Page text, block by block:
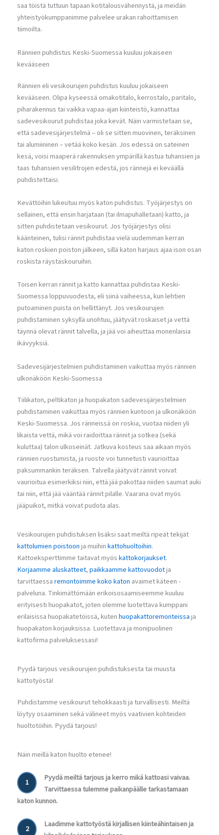
saa töistä tuttuun tapaan kotitalousvähennystä, ja meidän
yhteistyökumppanimme palvelee urakan rahoittamisen
tiimoilta.
Rännien puhdistus Keski-Suomessa kuuluu jokaiseen
kevääseen
Rännien eli vesikourujen puhdistus kuuluu jokaiseen
kevääseen. Olipa kyseessä omakotitalo, kerrostalo, paritalo,
piharakennus tai vaikka vapaa-ajan kiinteistö, kannattaa
sadevesikourut puhdistaa joka kevät. Näin varmistetaan se,
että sadevesijärjestelmä – oli se sitten muovinen, teräksinen
tai alumiininen – vetää koko kesän. Jos edessä on sateinen
kesä, voisi maaperä rakennuksen ympärillä kastua tuhansien ja
taas tuhansien vesilitrojen edestä, jos rännejä ei keväällä
puhdistettaisi.
Kevättöihin lukeutuu myös katon puhdistus. Työjärjestys on
sellainen, että ensin harjataan (tai ilmapuhalletaan) katto, ja
sitten puhdistetaan vesikourut. Jos työjärjestys olisi
käänteinen, tulisi rännit puhdistaa vielä uudemman kerran
katon roskien poiston jälkeen, sillä katon harjaus ajaa ison osan
roskista räystäskouruihin.
Toisen kerran rännit ja katto kannattaa puhdistaa Keski-
Suomessa loppuvuodesta, eli siinä vaiheessa, kun lehtien
putoaminen puista on hellittänyt. Jos vesikourujen
puhdistaminen syksyllä unohtuu, jäätyvät roskaiset ja vettä
täynnä olevat rännit talvella, ja jää voi aiheuttaa monenlaisia
ikävyyksiä.
Sadevesijärjestelmien puhdistaminen vaikuttaa myös rännien
ulkonäköön Keski-Suomessa
Tiilikaton, peltikaton ja huopakaton sadevesijärjestelmien
puhdistaminen vaikuttaa myös rännien kuntoon ja ulkonäköön
Keski-Suomessa. Jos ränneissä on roskia, vuotaa niiden yli
likaista vettä, mikä voi raidoittaa rännit ja sotkea (sekä
kuluttaa) talon ulkoseinät. Jatkuva kosteus saa aikaan myös
rännien ruostumista, ja ruoste voi tunnetusti vaurioittaa
paksummankin teräksen. Talvella jäätyvät rännit voivat
vaurioitua esimerkiksi niin, että jää pakottaa niiden saumat auki
tai niin, että jää vääntää rännit pilalle. Vaarana ovat myös
jääpuikot, mitkä voivat pudota alas.
Vesikourujen puhdistuksen lisäksi saat meiltä ripeät tekijät
kattolumien poistoonja muihinkattohuoltoihin.
Kattoeksperttimme taitavat myöskattokorjaukset.
Korjaamme aluskatteet,paikkaamme kattovuodotja
tarvittaessaremontoimme koko katon avaimet käteen -
palveluna. Tinkimättömään erikoisosaamiseemme kuuluu
erityisesti huopakatot, joten olemme luotettava kumppani
erilaisissa huopakatetöissä, kutenhuopakattoremonteissaja
huopakaton korjauksissa. Luotettava ja monipuolinen
kattofirma palveluksessasi!
Pyydä tarjous vesikourujen puhdistuksesta tai muusta
kattotyöstä!
Puhdistamme vesikourut tehokkaasti ja turvallisesti. Meiltä
löytyy osaaminen sekä välineet myös vaativien kohteiden
huoltotöihin. Pyydä tarjous!
Näin meillä katon huolto etenee!
1
Pyydä meiltä tarjous ja kerro mikä kattoasi vaivaa.
Tarvittaessa tulemme paikanpäälle tarkastamaan
katon kunnon.
2
Laadimme kattotyöstä kirjallisen kiinteähintaisen ja